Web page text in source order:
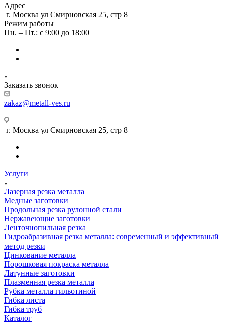
Адрес
г. Москва ул Смирновская 25, стр 8
Режим работы
Пн. – Пт.: с 9:00 до 18:00
Заказать звонок
zakaz@metall-ves.ru
г. Москва ул Смирновская 25, стр 8
Услуги
Лазерная резка металла
Медные заготовки
Продольная резка рулонной стали
Нержавеющие заготовки
Ленточнопильная резка
Гидроабразивная резка металла: современный и эффективный
метод резки
Цинкование металла
Порошковая покраска металла
Латунные заготовки
Плазменная резка металла
Рубка металла гильотиной
Гибка листа
Гибка труб
Каталог